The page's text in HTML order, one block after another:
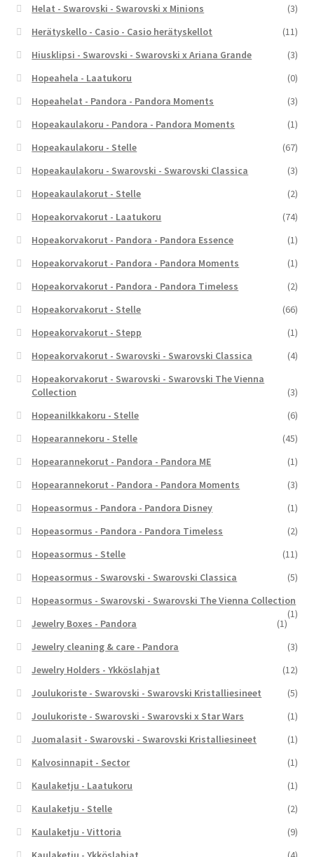
Helat - Swarovski - Swarovski x Minions
(3)
Herätyskello - Casio - Casio herätyskellot
(11)
Hiusklipsi - Swarovski - Swarovski x Ariana Grande
(3)
Hopeahela - Laatukoru
(0)
Hopeahelat - Pandora - Pandora Moments
(3)
Hopeakaulakoru - Pandora - Pandora Moments
(1)
Hopeakaulakoru - Stelle
(67)
Hopeakaulakoru - Swarovski - Swarovski Classica
(3)
Hopeakaulakorut - Stelle
(2)
Hopeakorvakorut - Laatukoru
(74)
Hopeakorvakorut - Pandora - Pandora Essence
(1)
Hopeakorvakorut - Pandora - Pandora Moments
(1)
Hopeakorvakorut - Pandora - Pandora Timeless
(2)
Hopeakorvakorut - Stelle
(66)
Hopeakorvakorut - Stepp
(1)
Hopeakorvakorut - Swarovski - Swarovski Classica
(4)
Hopeakorvakorut - Swarovski - Swarovski The Vienna
Collection
(3)
Hopeanilkkakoru - Stelle
(6)
Hopearannekoru - Stelle
(45)
Hopearannekorut - Pandora - Pandora ME
(1)
Hopearannekorut - Pandora - Pandora Moments
(3)
Hopeasormus - Pandora - Pandora Disney
(1)
Hopeasormus - Pandora - Pandora Timeless
(2)
Hopeasormus - Stelle
(11)
Hopeasormus - Swarovski - Swarovski Classica
(5)
Hopeasormus - Swarovski - Swarovski The Vienna Collection
(1)
Jewelry Boxes - Pandora
(1)
Jewelry cleaning & care - Pandora
(3)
Jewelry Holders - Ykköslahjat
(12)
Joulukoriste - Swarovski - Swarovski Kristalliesineet
(5)
Joulukoriste - Swarovski - Swarovski x Star Wars
(1)
Juomalasit - Swarovski - Swarovski Kristalliesineet
(1)
Kalvosinnapit - Sector
(1)
Kaulaketju - Laatukoru
(1)
Kaulaketju - Stelle
(2)
Kaulaketju - Vittoria
(9)